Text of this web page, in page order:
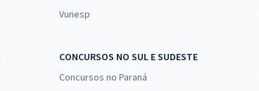
Vunesp
CONCURSOS NO SUL E SUDESTE
Concursos no Paraná